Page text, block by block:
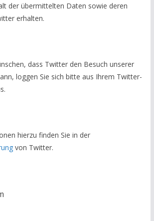
der übermittelten Daten sowie deren
erhalten.
dass Twitter den Besuch unserer
loggen Sie sich bitte aus Ihrem Twitter-
hierzu finden Sie in der
von Twitter.